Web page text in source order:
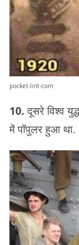
pocket-lint-com
10. दूसरे विश्व
में पॉपुलर हुआ था.